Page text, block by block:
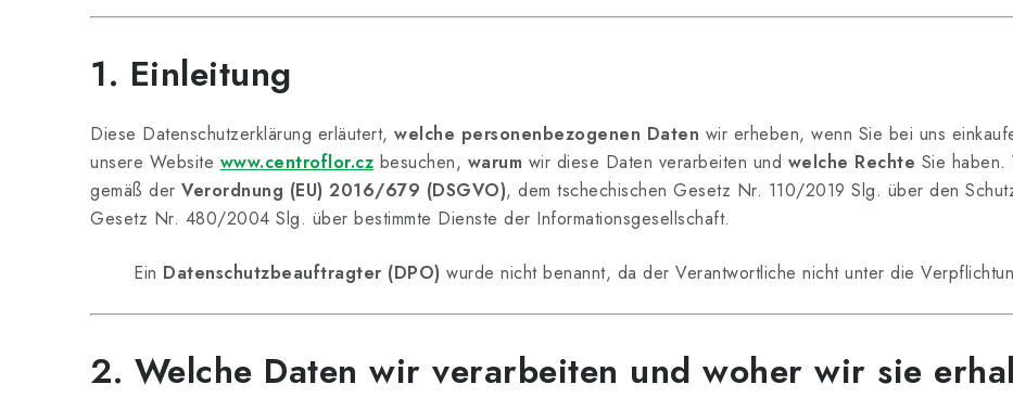
1. Einleitung
Diese Datenschutzerklärung erläutert, welche personenbezogenen Daten wir erheben, wenn Sie bei uns
unsere Website www.centroflor.cz besuchen, warum wir diese Daten verarbeiten und welche Rechte Sie
gemäß der Verordnung (EU) 2016/679 (DSGVO), dem tschechischen Gesetz Nr. 110/2019 Slg. über den
Gesetz Nr. 480/2004 Slg. über bestimmte Dienste der Informationsgesellschaft.
Ein Datenschutzbeauftragter (DPO) wurde nicht benannt, da der Verantwortliche nicht unter die
2. Welche Daten wir verarbeiten und woher wir sie